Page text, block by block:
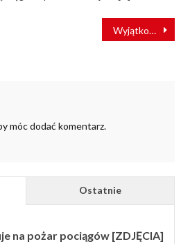
Wyjątkowe plany CPK – czy w Polsce ruszą Koleje Dużych Prędkości?
móc dodać komentarz.
Ostatnie
na pożar pociągów [ZDJĘCIA]